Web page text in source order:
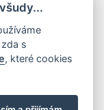
s
, které cookies